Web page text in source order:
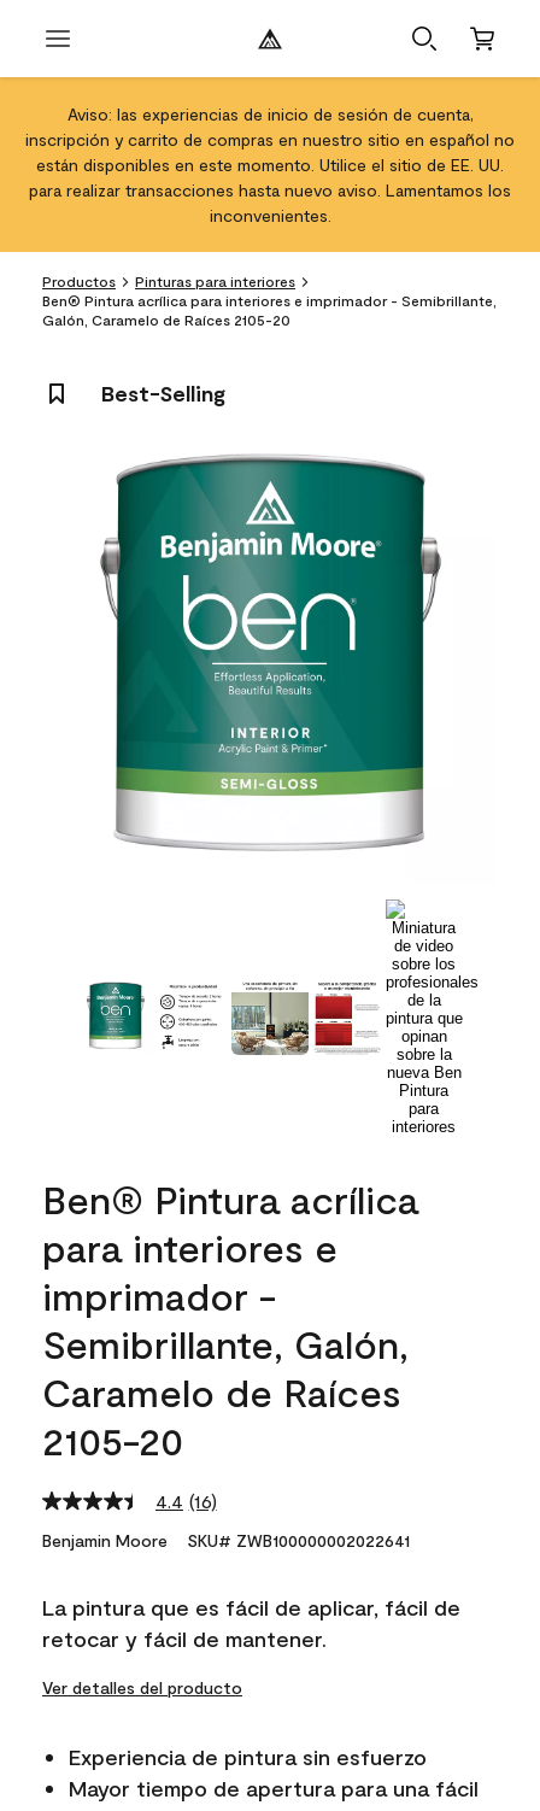
Aviso: las experiencias de inicio de sesión de cuenta,
inscripción y carrito de compras en nuestro sitio en español no
están disponibles en este momento. Utilice el sitio de EE. UU.
para realizar transacciones hasta nuevo aviso. Lamentamos los
inconvenientes.
Productos
Pinturas para interiores
Ben® Pintura acrílica para interiores e imprimador - Semibrillante,
Galón, Caramelo de Raíces 2105-20
Best-Selling
Ben® Pintura acrílica
para interiores e
imprimador -
Semibrillante, Galón,
Caramelo de Raíces
2105-20
4.4 Read
16
Reviews.
link.
(16)
Benjamin Moore SKU# ZWB100000002022641
La pintura que es fácil de aplicar, fácil de
retocar y fácil de mantener.
Ver detalles del producto
Experiencia de pintura sin esfuerzo
Mayor tiempo de apertura para una fácil